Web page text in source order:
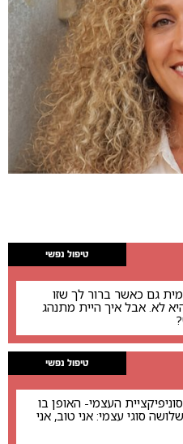
טיפול נפשי
גם כאשר ברור לך שזו
לא. אבל איך היית מתנהג
טיפול נפשי
העצמי- האופן בו
סוגי עצמי: אני טוב, אני